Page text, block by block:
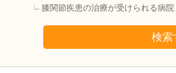
膝関節疾患の治療が受けられる病院
検索